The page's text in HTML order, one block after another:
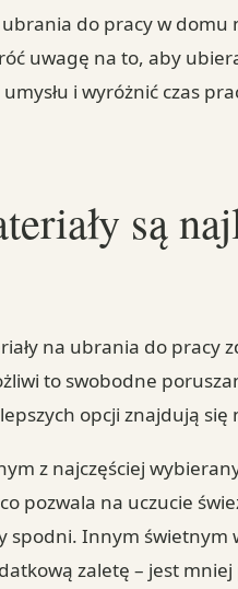
do pracy w domu
uwagę na to, aby
i wyróżnić czas
są
na ubrania do pracy
to swobodne
opcji znajdują
z najczęściej
pozwala na uczucie
spodni. Innym
zaletę – jest